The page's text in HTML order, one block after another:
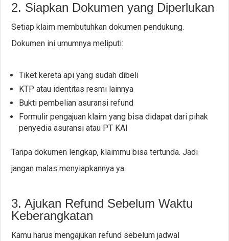
2. Siapkan Dokumen yang Diperlukan
Setiap klaim membutuhkan dokumen pendukung.
Dokumen ini umumnya meliputi:
Tiket kereta api yang sudah dibeli
KTP atau identitas resmi lainnya
Bukti pembelian asuransi refund
Formulir pengajuan klaim yang bisa didapat dari pihak
penyedia asuransi atau PT KAI
Tanpa dokumen lengkap, klaimmu bisa tertunda. Jadi
jangan malas menyiapkannya ya.
3. Ajukan Refund Sebelum Waktu
Keberangkatan
Kamu harus mengajukan refund sebelum jadwal